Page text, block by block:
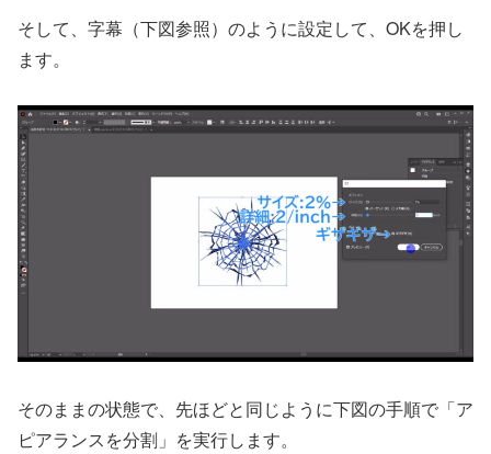
そして、字幕（下図参照）のように設定して、OKを押し
ます。
そのままの状態で、先ほどと同じように下図の手順で「ア
ピアランスを分割」を実行します。